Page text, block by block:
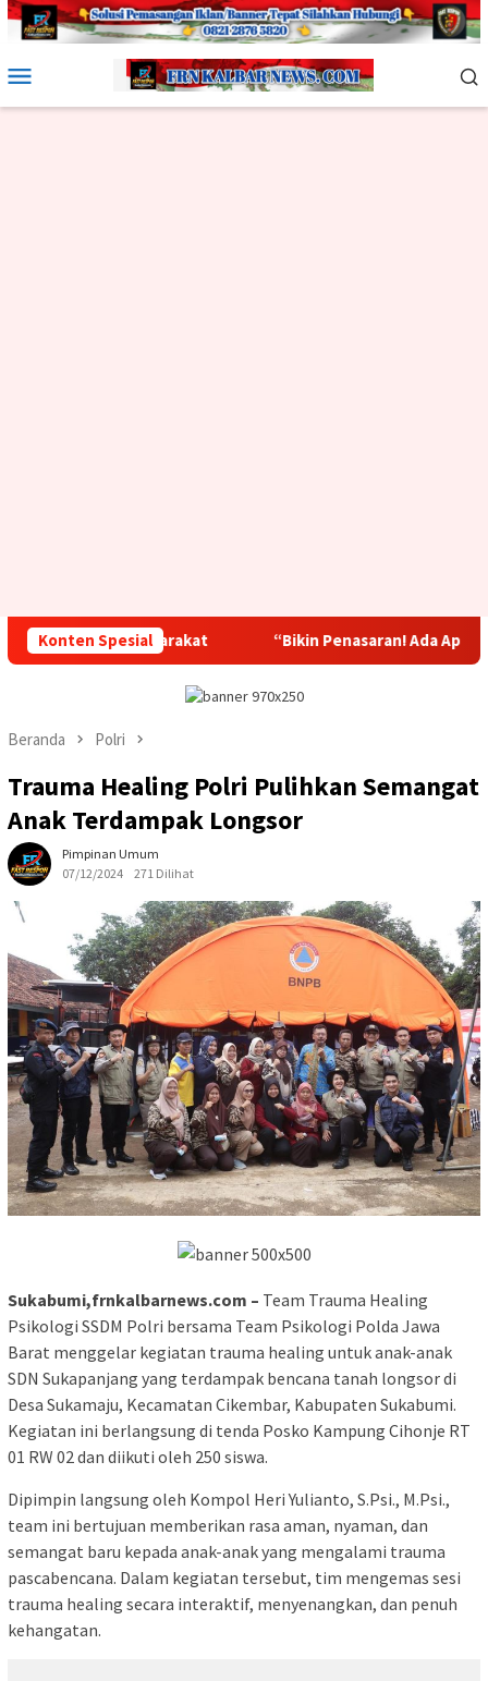
Loncat
Mobile
Konten Spesial“Bikin Penasaran! Ada Apa Polisi Datang Ke
Beranda Polri
Trauma Healing Polri Pulihkan Semangat
Anak Terdampak Longsor
Pimpinan Umum
07/12/2024
271 Dilihat
Sukabumi,frnkalbarnews.com – Team Trauma Healing
Psikologi SSDM Polri bersama Team Psikologi Polda Jawa
Barat menggelar kegiatan trauma healing untuk anak-anak
SDN Sukapanjang yang terdampak bencana tanah longsor di
Desa Sukamaju, Kecamatan Cikembar, Kabupaten Sukabumi.
Kegiatan ini berlangsung di tenda Posko Kampung Cihonje RT
01 RW 02 dan diikuti oleh 250 siswa.
Dipimpin langsung oleh Kompol Heri Yulianto, S.Psi., M.Psi.,
team ini bertujuan memberikan rasa aman, nyaman, dan
semangat baru kepada anak-anak yang mengalami trauma
pascabencana. Dalam kegiatan tersebut, tim mengemas sesi
trauma healing secara interaktif, menyenangkan, dan penuh
kehangatan.